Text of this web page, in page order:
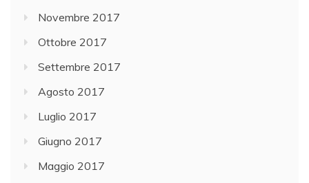
Novembre 2017
Ottobre 2017
Settembre 2017
Agosto 2017
Luglio 2017
Giugno 2017
Maggio 2017